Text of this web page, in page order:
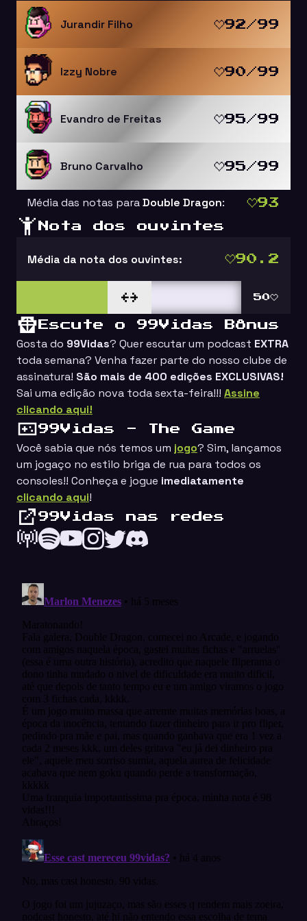
Jurandir Filho 92/99
Izzy Nobre 90/99
Evandro de Freitas 95/99
Bruno Carvalho 95/99
Média das notas paraDouble Dragon: 93
Nota dos ouvintes
Média da nota dos ouvintes: 90.2
50
Escute o 99Vidas Bônus
Gosta do 99Vidas? Quer escutar um podcast EXTRA
toda semana? Venha fazer parte do nosso clube de
assinatura! São mais de 400 edições EXCLUSIVAS!
Sai uma edição nova toda sexta-feira!!! Assine
clicando aqui!
99Vidas - The Game
Você sabia que nós temos um jogo? Sim, lançamos
um jogaço no estilo briga de rua para todos os
consoles!! Conheça e jogue imediatamente
clicando aqui!
99Vidas nas redes